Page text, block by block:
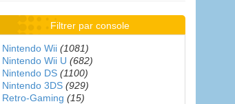
Filtrer par console
Nintendo Wii (1081)
Nintendo Wii U (682)
Nintendo DS (1100)
Nintendo 3DS (929)
Retro-Gaming (15)